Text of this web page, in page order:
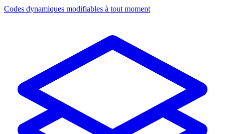
Codes dynamiques modifiables à tout moment